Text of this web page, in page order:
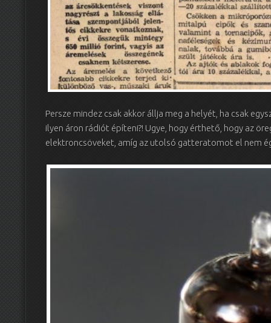
Persze mindez csak akkor állja meg a helyét, ha csak
ilyen áron rádiót építeni?! Ugye, hogy érthető, hogy az
elektroncsöveket, amíg az utolsó gatteratomot el nem